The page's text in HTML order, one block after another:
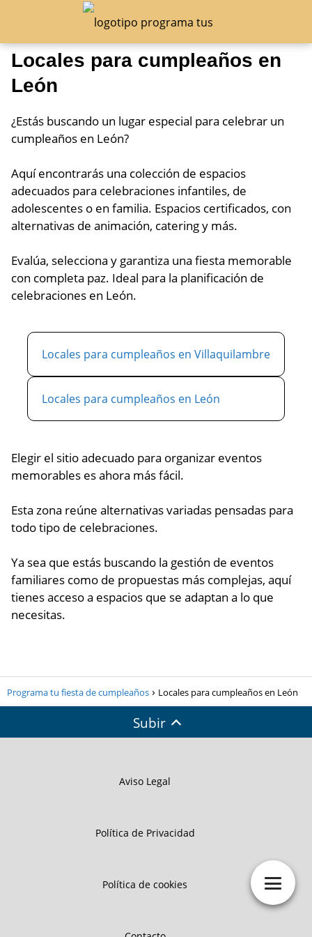
Locales para cumpleaños en
León
¿Estás buscando un lugar especial para celebrar un
cumpleaños en León?
Aquí encontrarás una colección de espacios
adecuados para celebraciones infantiles, de
adolescentes o en familia. Espacios certificados, con
alternativas de animación, catering y más.
Evalúa, selecciona y garantiza una fiesta memorable
con completa paz. Ideal para la planificación de
celebraciones en León.
Locales para cumpleaños en Villaquilambre
Locales para cumpleaños en León
Elegir el sitio adecuado para organizar eventos
memorables es ahora más fácil.
Esta zona reúne alternativas variadas pensadas para
todo tipo de celebraciones.
Ya sea que estás buscando la gestión de eventos
familiares como de propuestas más complejas, aquí
tienes acceso a espacios que se adaptan a lo que
necesitas.
Programa tu fiesta de cumpleaños Locales para cumpleaños en León
Subir
Aviso Legal
Política de Privacidad
Política de cookies